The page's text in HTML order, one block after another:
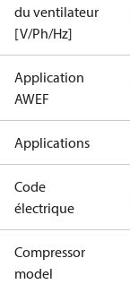
du ventilateur
[V/Ph/Hz]
Application
AWEF
Applications
Code
électrique
Compressor
model